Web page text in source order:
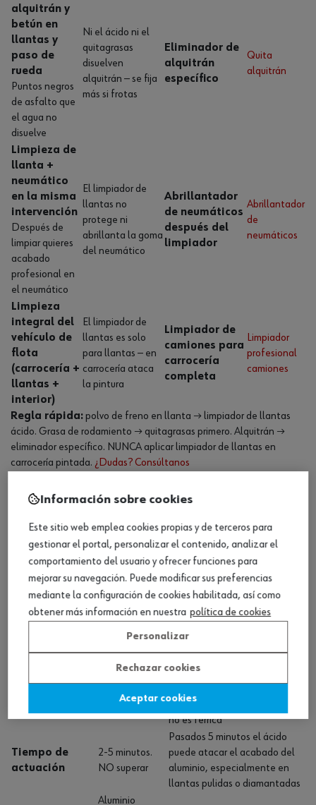
alquitrán y
betún en
llantas y
paso de
rueda
Puntos negros
de asfalto que
el agua no
disuelve
Ni el ácido ni el
quitagrasas
disuelven
alquitrán — se fija
más si frotas
Eliminador de
alquitrán
específico
Quita
alquitrán
Limpieza de
llanta +
neumático
en la misma
intervención
Después de
limpiar quieres
acabado
profesional en
el neumático
El limpiador de
llantas no
protege ni
abrillanta la goma
del neumático
Abrillantador
de neumáticos
después del
limpiador
Abrillantador
de
neumáticos
Limpieza
integral del
vehículo de
flota
(carrocería +
llantas +
interior)
El limpiador de
llantas es solo
para llantas — en
carrocería ataca
la pintura
Limpiador de
camiones para
carrocería
completa
Limpiador
profesional
camiones
Regla rápida:polvo de freno en llanta → limpiador de llantas
ácido. Grasa de rodamiento → quitagrasas primero. Alquitrán →
eliminador específico. NUNCA aplicar limpiador de llantas en
carrocería pintada. ¿Dudas? Consúltanos
Características del producto limpiador de
ruedas profesional
Valor
Por qué importa en
taller
Ácido
controlado (2-
4)
Disuelve óxido férrico (polvo
de freno) por reacción química
sin frotar. NO usar en llanta
caliente — el ácido
ataca el acabado
Indicador de
Transparente
→ rojo/violeta
al contacto
con hierro
producto está reaccionando
cambia de color, la suciedad
no es férrica
Tiempo de
actuación
2-5 minutos.
NO superar
Pasados 5 minutos el ácido
puede atacar el acabado del
aluminio, especialmente en
llantas pulidas o diamantadas
Aluminio
Información sobre cookies
Este sitio web emplea cookies propias y de terceros para
gestionar el portal, personalizar el contenido, analizar el
comportamiento del usuario y ofrecer funciones para
mejorar su navegación. Puede modificar sus preferencias
mediante la configuración de cookies habilitada, así como
obtener más información en nuestra política de cookies
Personalizar
Rechazar cookies
Aceptar cookies